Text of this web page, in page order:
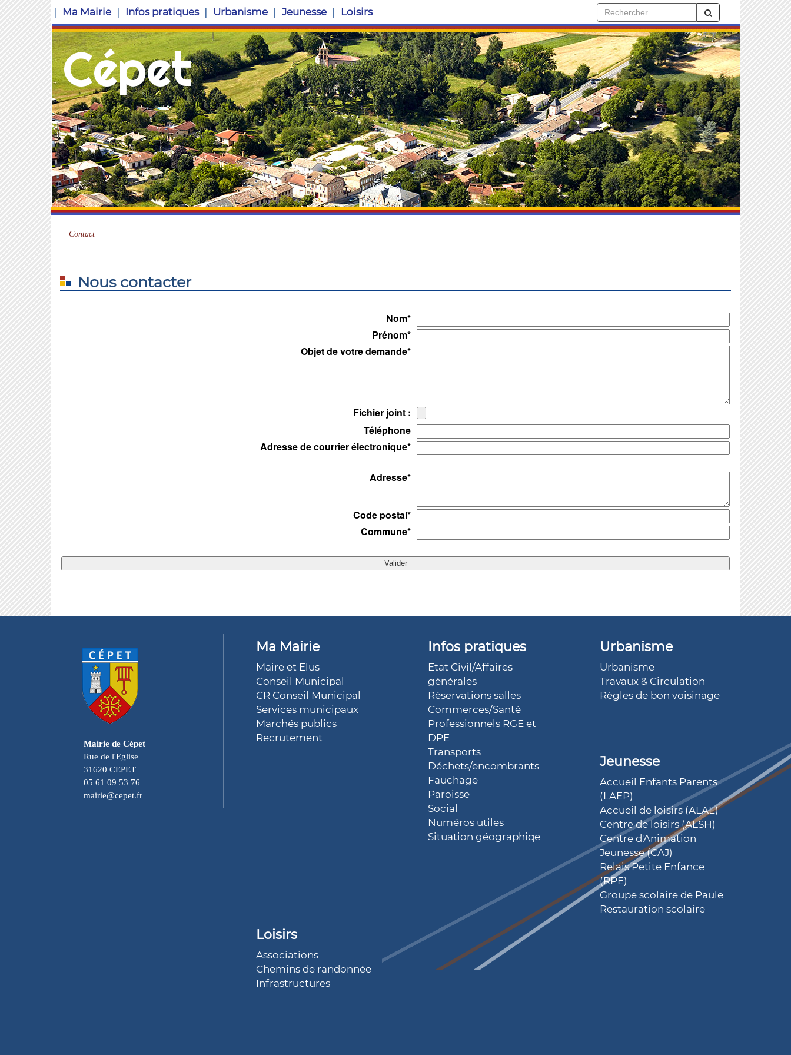
Ma Mairie Infos pratiques Urbanisme Jeunesse Loisirs
Cépet
Site officiel
Contact
Nous contacter
Nom*
Prénom*
Objet de votre demande*
Fichier joint :
Téléphone
Adresse de courrier électronique*
Adresse*
Code postal*
Commune*
Mairie de Cépet
Rue de l'Eglise
31620 CEPET
05 61 09 53 76
mairie@cepet.fr
Ma Mairie
Maire et Elus
Conseil Municipal
CR Conseil Municipal
Services municipaux
Marchés publics
Recrutement
Infos pratiques
Etat Civil/Affaires
générales
Réservations salles
Commerces/Santé
Professionnels RGE et
DPE
Transports
Déchets/encombrants
Fauchage
Paroisse
Social
Numéros utiles
Situation géographiqe
Urbanisme
Urbanisme
Travaux & Circulation
Règles de bon voisinage
Jeunesse
Accueil Enfants Parents
(LAEP)
Accueil de loisirs (ALAE)
Centre de loisirs (ALSH)
Centre d'Animation
Jeunesse (CAJ)
Relais Petite Enfance
(RPE)
Groupe scolaire de Paule
Restauration scolaire
Loisirs
Associations
Chemins de randonnée
Infrastructures